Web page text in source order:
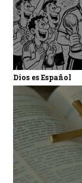
Dios es Español